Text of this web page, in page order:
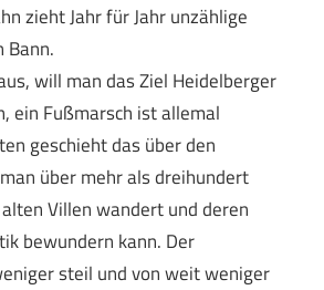
zieht Jahr für Jahr unzählige
Bann.
will man das Ziel Heidelberger
ein Fußmarsch ist allemal
geschieht das über den
über mehr als dreihundert
Villen wandert und deren
bewundern kann. Der
steil und von weit weniger